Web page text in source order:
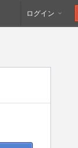
ログイン